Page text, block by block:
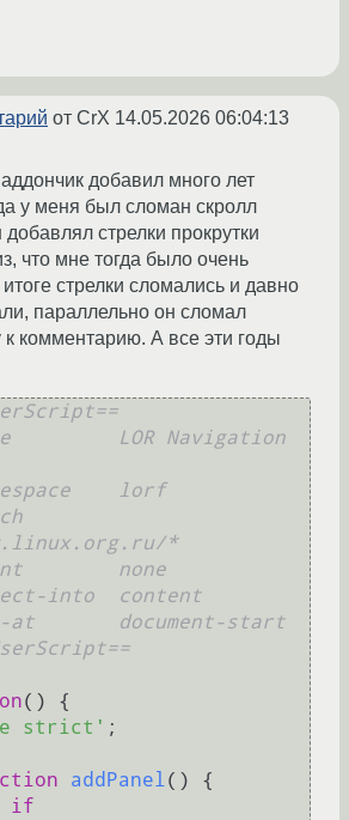
от CrX 14.05.2026 06:04:13
аддончик добавил много лет
у меня был сломан скролл
стрелки прокрутки
что мне тогда было очень
стрелки сломались и давно
параллельно он сломал
к комментарию. А все эти годы
LOR Navigation
lorf
*
none
into  content
at       document-start
( ) {
strict' ;
addPanel( ) {
if